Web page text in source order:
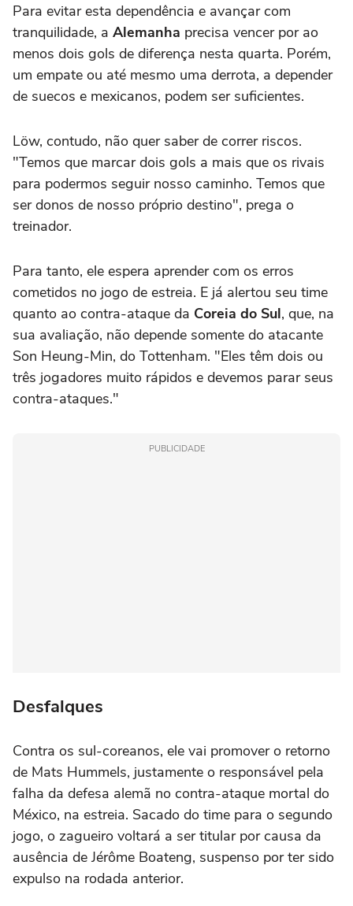
Para evitar esta dependência e avançar com
tranquilidade, a Alemanha precisa vencer por ao
menos dois gols de diferença nesta quarta. Porém,
um empate ou até mesmo uma derrota, a depender
de suecos e mexicanos, podem ser suficientes.
Löw, contudo, não quer saber de correr riscos.
"Temos que marcar dois gols a mais que os rivais
para podermos seguir nosso caminho. Temos que
ser donos de nosso próprio destino", prega o
treinador.
Para tanto, ele espera aprender com os erros
cometidos no jogo de estreia. E já alertou seu time
quanto ao contra-ataque da Coreia do Sul, que, na
sua avaliação, não depende somente do atacante
Son Heung-Min, do Tottenham. "Eles têm dois ou
três jogadores muito rápidos e devemos parar seus
contra-ataques."
PUBLICIDADE
Desfalques
Contra os sul-coreanos, ele vai promover o retorno
de Mats Hummels, justamente o responsável pela
falha da defesa alemã no contra-ataque mortal do
México, na estreia. Sacado do time para o segundo
jogo, o zagueiro voltará a ser titular por causa da
ausência de Jérôme Boateng, suspenso por ter sido
expulso na rodada anterior.